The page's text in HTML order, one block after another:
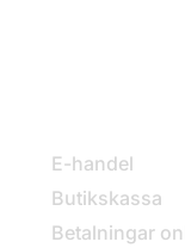
E-handel
Butikskassa
Betalningar